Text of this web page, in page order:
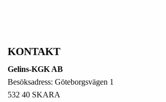
KONTAKT
Gelins-KGK AB
Besöksadress: Göteborgsvägen 1
532 40 SKARA